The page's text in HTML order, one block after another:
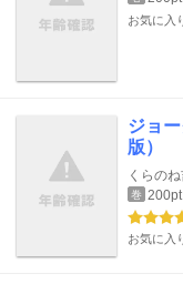
お気に入
ジョ
版）
くらの
巻 200pt
お気に入